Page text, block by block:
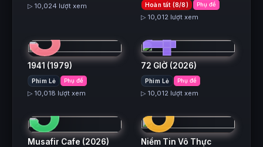
▷ 10,024 lượt xem Hoàn tất (8/8) Phụ đề
▷ 10,012 lượt xem
3
1941 (1979)
Phim Lẻ Phụ đề
▷ 10,018 lượt xem
4
72 GIỜ (2026)
Phim Lẻ Phụ đề
▷ 10,012 lượt xem
5
Musafir Cafe (2026) 6
Niềm Tin Vô Thực